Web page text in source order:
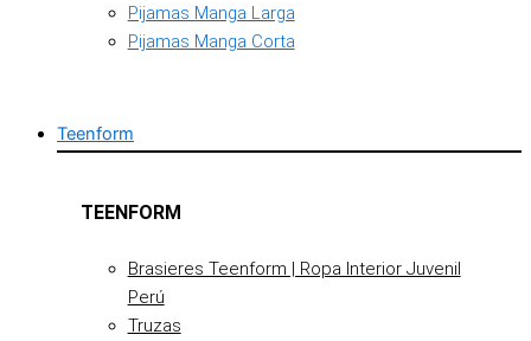
Pijamas Manga Larga
Pijamas Manga Corta
Teenform
TEENFORM
Brasieres Teenform | Ropa Interior Juvenil
Perú
Truzas